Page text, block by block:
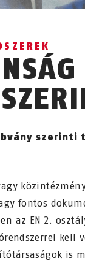
fontos
az EN 2.
kell
is